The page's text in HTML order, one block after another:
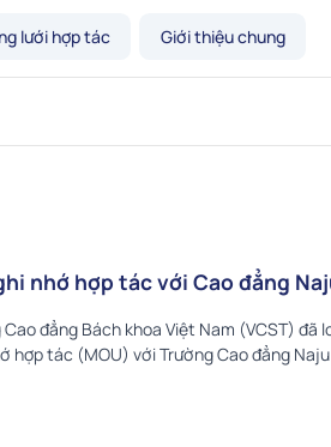
lưới hợp tác Giới thiệu chung
nhớ hợp tác với Cao đẳng
đẳng Bách khoa Việt Nam (VCST) đã
hợp tác (MOU) với Trường Cao đẳng